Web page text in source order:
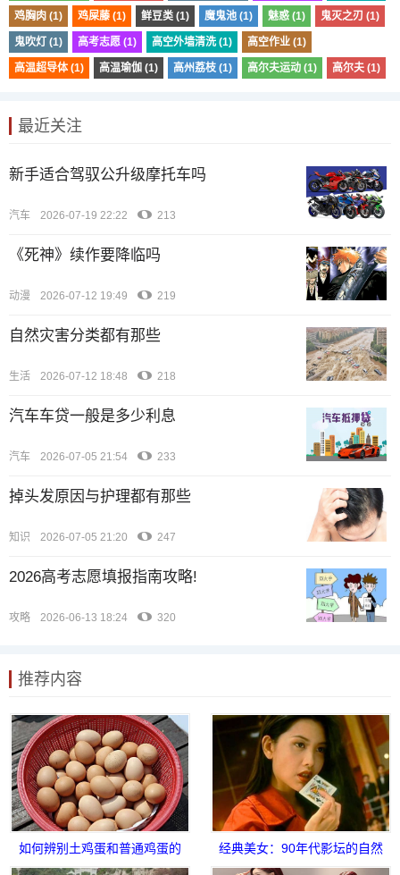
鸡胸肉 (1) 鸡屎藤 (1) 鲜豆类 (1) 魔鬼池 (1) 魅惑 (1) 鬼灭之刃 (1)
鬼吹灯 (1) 高考志愿 (1) 高空外墙清洗 (1) 高空作业 (1)
高温超导体 (1) 高温瑜伽 (1) 高州荔枝 (1) 高尔夫运动 (1) 高尔夫 (1)
最近关注
新手适合驾驭公升级摩托车吗
汽车 2026-07-19 22:22 213
《死神》续作要降临吗
动漫 2026-07-12 19:49 219
自然灾害分类都有那些
生活 2026-07-12 18:48 218
汽车车贷一般是多少利息
汽车 2026-07-05 21:54 233
掉头发原因与护理都有那些
知识 2026-07-05 21:20 247
2026高考志愿填报指南攻略!
攻略 2026-06-13 18:24 320
推荐内容
如何辨别土鸡蛋和普通鸡蛋的
经典美女：90年代影坛的自然